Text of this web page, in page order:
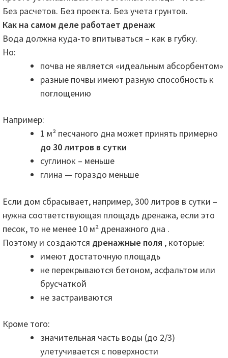
Без расчетов. Без проекта. Без учета грунтов.
Как на самом деле работает дренаж
Вода должна куда-то впитываться – как в губку.
Но:
почва не является «идеальным абсорбентом»
разные почвы имеют разную способность к
поглощению
Например:
1 м² песчаного дна может принять примерно
до 30 литров в сутки
суглинок – меньше
глина — гораздо меньше
Если дом сбрасывает, например, 300 литров в сутки –
нужна соответствующая площадь дренажа, если это
песок, то не менее 10 м² дренажного дна .
Поэтому и создаются дренажные поля , которые:
имеют достаточную площадь
не перекрываются бетоном, асфальтом или
брусчаткой
не застраиваются
Кроме того:
значительная часть воды (до 2/3)
улетучивается с поверхности